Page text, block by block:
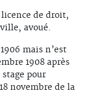
de droit,
avoué.
mais n’est
1908 après
pour
novembre de la